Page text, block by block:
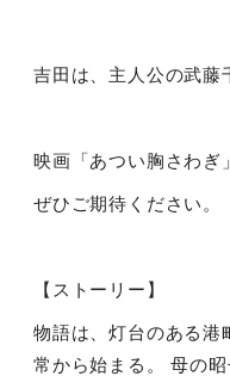
吉田は、主人公の武藤
映画「あつい胸さわぎ
ぜひご期待ください。
【ストーリー】
物語は、灯台のある港
常から始まる。 ⺟の